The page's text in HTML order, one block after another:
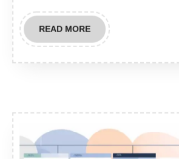
READ MOREREAD
MORE